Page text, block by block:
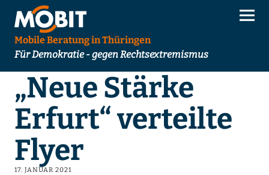
Mobile Beratung in Thüringen
Für Demokratie - gegen Rechtsextremismus
„Neue Stärke
Erfurt“ verteilte
Flyer
17. JANUAR 2021